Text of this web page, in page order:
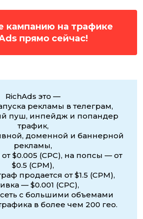
кампанию на трафике
прямо сейчас!
RichAds это —
рекламы в телеграм,
пуш, инпейдж и попандер
трафик,
доменной и баннерной
рекламы,
$0.005 (CPC), на попсы — от
$0.5 (CPM),
продается от $1.5 (CPM),
— $0.001 (CPC),
с большими объемами
в более чем 200 гео.